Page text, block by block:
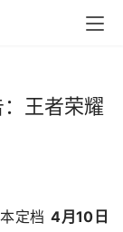
王者荣耀
定档 4月10日